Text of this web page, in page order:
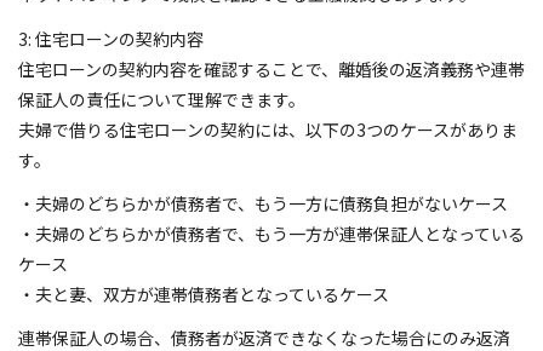
3: 住宅ローンの契約内容
住宅ローンの契約内容を確認することで、離婚後の返済義務や連帯
保証人の責任について理解できます。
夫婦で借りる住宅ローンの契約には、以下の3つのケースがありま
す。
・夫婦のどちらかが債務者で、もう一方に債務負担がないケース
・夫婦のどちらかが債務者で、もう一方が連帯保証人となっている
ケース
・夫と妻、双方が連帯債務者となっているケース
連帯保証人の場合、債務者が返済できなくなった場合にのみ返済